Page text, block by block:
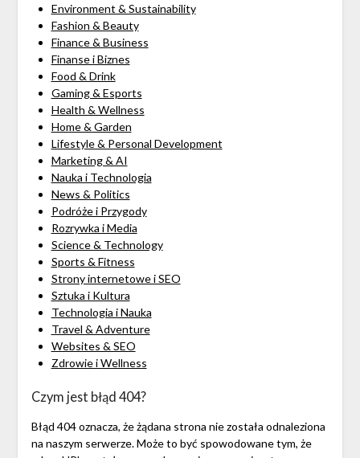
Environment & Sustainability
Fashion & Beauty
Finance & Business
Finanse i Biznes
Food & Drink
Gaming & Esports
Health & Wellness
Home & Garden
Lifestyle & Personal Development
Marketing & AI
Nauka i Technologia
News & Politics
Podróże i Przygody
Rozrywka i Media
Science & Technology
Sports & Fitness
Strony internetowe i SEO
Sztuka i Kultura
Technologia i Nauka
Travel & Adventure
Websites & SEO
Zdrowie i Wellness
Czym jest błąd 404?
Błąd 404 oznacza, że żądana strona nie została odnaleziona
na naszym serwerze. Może to być spowodowane tym, że